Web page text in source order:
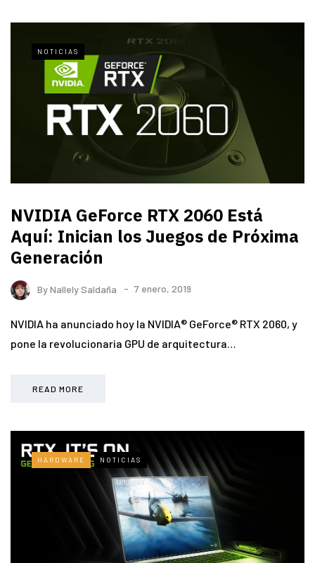
NOTICIAS
NVIDIA GeForce RTX 2060 Está
Aquí: Inician los Juegos de Próxima
Generación
ByNallely Saldaña 7 enero, 2019
NVIDIA ha anunciado hoy la NVIDIA® GeForce® RTX 2060, y
pone la revolucionaria GPU de arquitectura…
READ MORE
HARDWARE NOTICIAS